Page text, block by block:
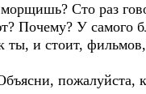
Сто раз
Почему? У самого
ты, и стоит,
пожалуйста,